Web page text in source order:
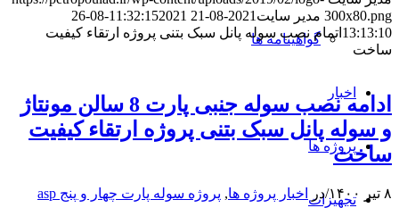
گواهینامه ها
اخبار
پروژه ها
تجهیزات
300x80.png مدیر سایت 2021-08-21 11:32:15
2021-08-26
13:13:10 اتمام نصب سوله پانل سبک بتنی پروژه ارتقاء کیفیت
ساخت
ادامه نصب سوله جنبی پارت 8 سالن مونتاژ
و سوله پانل سبک بتنی پروژه ارتقاء کیفیت
ساخت
۸ تیر ۱۴۰۰ /در اخبار پروژه ها, پروژه سوله پارت چهار و پنج asp